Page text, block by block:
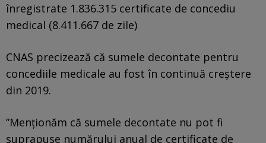
înregistrate 1.836.315 certificate de concediu
medical (8.411.667 de zile)
CNAS precizează că sumele decontate pentru
concediile medicale au fost în continuă creştere
din 2019.
”Menţionăm că sumele decontate nu pot fi
suprapuse numărului anual de certificate de